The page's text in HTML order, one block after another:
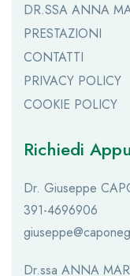
DR.SSA ANNA
PRESTAZIONI
CONTATTI
PRIVACY POLICY
COOKIE POLICY
Richiedi
Dr. Giuseppe
391-4696906
Dr.ssa ANNA